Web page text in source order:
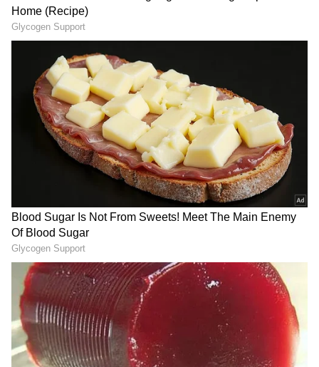
ಸಮುದಾಯದಲ್ಲಿರುವ ಉಪ ಪಂಗಡಗಳನ್ನೂ
ಒಗ್ಗೂಡಿಸಿಕೊಳ್ಳಬೇಕು. ನಾವು ಅವರಿಂದ ದೂರ ಆಗಿದ್ದೇವೆ
ಎಂಬ ಮನೋಭಾವ ಬಿಡಬೇಕು ಎಂದರು. ಎಲ್ಲಾ ಕಾಯಕ
ಸಮುದಾಯಗಳಿಗೆ ಅನುಭವ ಮಂಟಪದಲ್ಲಿ ಸ್ಥಾನ ಇತ್ತು.
ಕಲ್ಯಾಣ ಕ್ರಾಂತಿ ಆಗಿದ್ದರೆ ಅರ್ಧ ಕರ್ನಾಟಕದಲ್ಲಿ ನಮ್ಮ
ಸಮುದಾಯ ಇರುತ್ತಿತ್ತು. ಉತ್ತರ ಕರ್ನಾಟಕ, ಮಧ್ಯ
ಕರ್ನಾಟಕ, ದಕ್ಷಿಣ ಕರ್ನಾಟಕ ಎಲ್ಲವೂ ಒಗ್ಗೂಡಬೇಕಿದೆ.
ಚುನಾವಣೆ ಬಂದಾಗ ರಾಜಕಾರಣ ಮಾಡೋಣ.
ಆ್ಯಪ್ ಡೌನ್‌ಲೋಡ್ ಮಾಡಿ ಹಾಗು ಎಲ್ಲಾ ಅಪ್‌ಡೇಟ್
ಗಳನ್ನು ಪಡೆಯಿರಿ.
RECOMMENDED STORIES